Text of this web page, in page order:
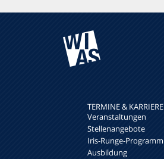
TERMINE & KARRIERE
Veranstaltungen
Stellenangebote
Iris-Runge-Programm
Ausbildung